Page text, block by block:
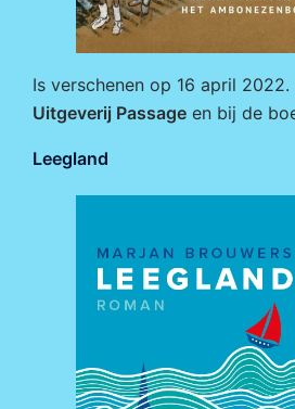
Is verschenen op 16 april
Uitgeverij Passage en bij de
Leegland